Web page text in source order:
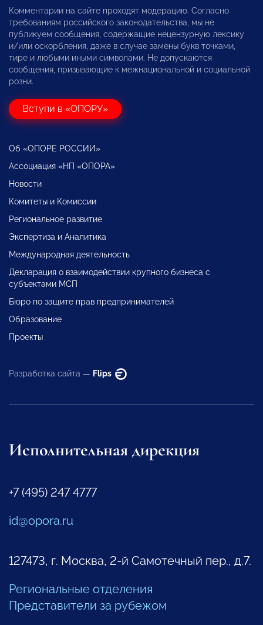
Комментарии на сайте проходят модерацию. Согласно
требованиям российского законодательства, мы не
публикуем сообщения, содержащие нецензурную лексику
и/или оскорбления, даже в случае замены букв точками,
тире и любыми иными символами. Не допускаются
сообщения, призывающие к межнациональной и социальной
розни.
Вступи в «ОПОРУ»
Об «ОПОРЕ РОССИИ»
Ассоциация «НП «ОПОРА»
Новости
Комитеты и Комиссии
Региональное развитие
Экспертиза и Аналитика
Международная деятельность
Декларация о взаимодействии крупного бизнеса с
субъектами МСП
Бюро по защите прав предпринимателей
Образование
Проекты
Разработка сайта — Flips
Исполнительная дирекция
+7 (495) 247 4777
id@opora.ru
127473, г. Москва, 2-й Самотечный пер., д.7.
Региональные отделения
Представители за рубежом